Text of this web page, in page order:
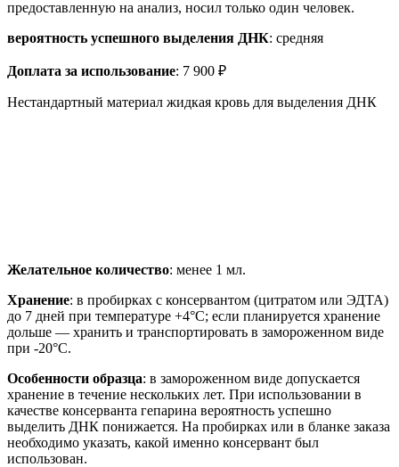
предоставленную на анализ, носил только один человек.
вероятность успешного выделения ДНК: средняя
Доплата за использование: 7 900 ₽
Нестандартный материал жидкая кровь для выделения ДНК
Желательное количество: менее 1 мл.
Хранение: в пробирках с консервантом (цитратом или ЭДТА)
до 7 дней при температуре +4°C; если планируется хранение
дольше — хранить и транспортировать в замороженном виде
при -20°C.
Особенности образца: в замороженном виде допускается
хранение в течение нескольких лет. При использовании в
качестве консерванта гепарина вероятность успешно
выделить ДНК понижается. На пробирках или в бланке заказа
необходимо указать, какой именно консервант был
использован.